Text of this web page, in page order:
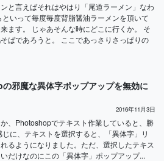
と言えばそれはやはり「尾道ラーメン」なわ
といって毎度毎度背脂醤油ラーメンを頂いて
ます。 じゃあそんな時にどこに行くか。 そ
ばであろうと。 ここであっさりさっぱりの
邪魔な異体字ポップアップを無効に
2016年11月3日
、Photoshopでテキスト作業していると、勝
に、テキストを選択すると、「異体字」リ
るようになりました。ただ、選択したテキス
だけなのにこの「異体字」ポップアップ...